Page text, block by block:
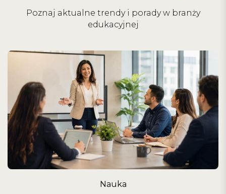
Poznaj aktualne trendy i porady w branży
edukacyjnej
Nauka